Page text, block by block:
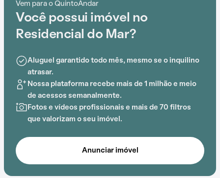
playground e espaço gourmet na área comum, o
Residencial do Mar é ideal para quem busca conforto e
entretenimento.
A proximidade com Escola Alegre Mundo, Escola
Brincando e Construindo, Praça Myriam Fraga, Escola
Colmeia, ACBEU e Arte Crianca adiciona praticidade a
essa experiência.
Vem para o QuintoAndar
Você possui imóvel no
Residencial do Mar?
Aluguel garantido todo mês, mesmo se o inquilino
atrasar.
Nossa plataforma recebe mais de 1 milhão e meio
de acessos semanalmente.
Fotos e vídeos profissionais e mais de 70 filtros
que valorizam o seu imóvel.
Anunciar imóvel